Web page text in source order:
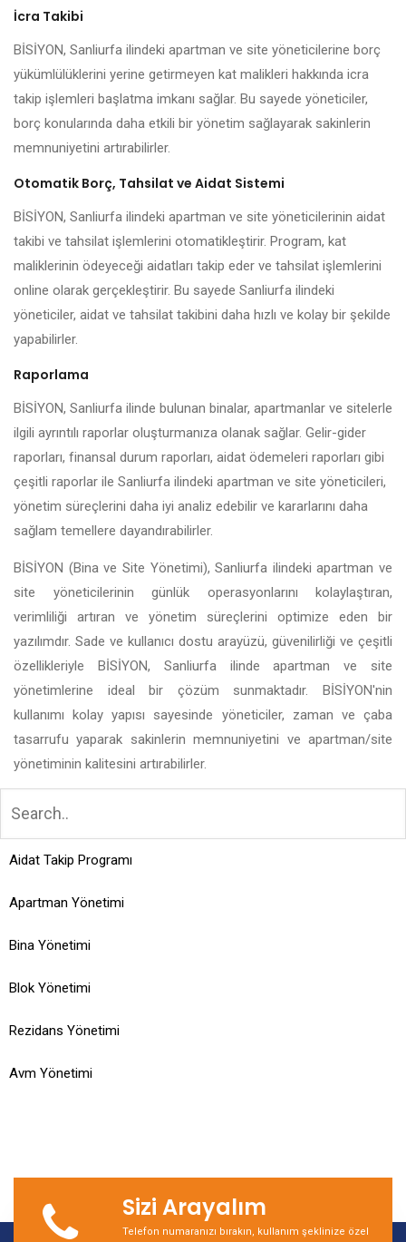
İcra Takibi
BİSİYON, Sanliurfa ilindeki apartman ve site yöneticilerine borç
yükümlülüklerini yerine getirmeyen kat malikleri hakkında icra
takip işlemleri başlatma imkanı sağlar. Bu sayede yöneticiler,
borç konularında daha etkili bir yönetim sağlayarak sakinlerin
memnuniyetini artırabilirler.
Otomatik Borç, Tahsilat ve Aidat Sistemi
BİSİYON, Sanliurfa ilindeki apartman ve site yöneticilerinin aidat
takibi ve tahsilat işlemlerini otomatikleştirir. Program, kat
maliklerinin ödeyeceği aidatları takip eder ve tahsilat işlemlerini
online olarak gerçekleştirir. Bu sayede Sanliurfa ilindeki
yöneticiler, aidat ve tahsilat takibini daha hızlı ve kolay bir şekilde
yapabilirler.
Raporlama
BİSİYON, Sanliurfa ilinde bulunan binalar, apartmanlar ve sitelerle
ilgili ayrıntılı raporlar oluşturmanıza olanak sağlar. Gelir-gider
raporları, finansal durum raporları, aidat ödemeleri raporları gibi
çeşitli raporlar ile Sanliurfa ilindeki apartman ve site yöneticileri,
yönetim süreçlerini daha iyi analiz edebilir ve kararlarını daha
sağlam temellere dayandırabilirler.
BİSİYON (Bina ve Site Yönetimi), Sanliurfa ilindeki apartman ve
site yöneticilerinin günlük operasyonlarını kolaylaştıran,
verimliliği artıran ve yönetim süreçlerini optimize eden bir
yazılımdır. Sade ve kullanıcı dostu arayüzü, güvenilirliği ve çeşitli
özellikleriyle BİSİYON, Sanliurfa ilinde apartman ve site
yönetimlerine ideal bir çözüm sunmaktadır. BİSİYON'nin
kullanımı kolay yapısı sayesinde yöneticiler, zaman ve çaba
tasarrufu yaparak sakinlerin memnuniyetini ve apartman/site
yönetiminin kalitesini artırabilirler.
Aidat Takip Programı
Apartman Yönetimi
Bina Yönetimi
Blok Yönetimi
Rezidans Yönetimi
Avm Yönetimi
Sizi Arayalım
Telefon numaranızı bırakın, kullanım şeklinize özel